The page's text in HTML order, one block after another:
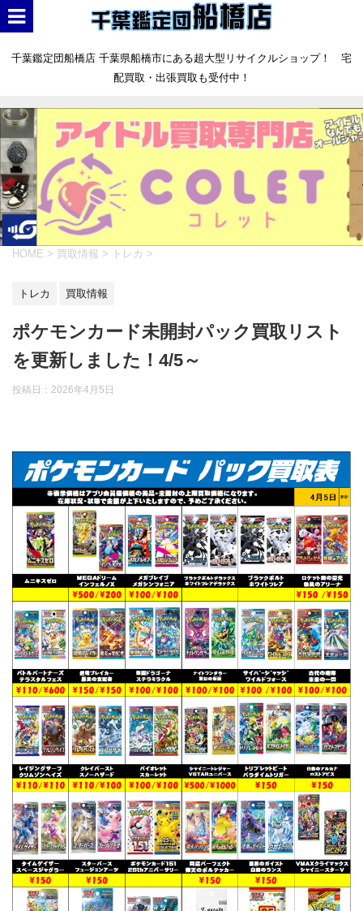
千葉鑑定団船橋店 千葉県船橋市にある超大型リサイクルショップ！ 宅
配買取・出張買取も受付中！
HOME > 買取情報 > トレカ >
トレカ 買取情報
ポケモンカード未開封パック買取リスト
を更新しました！4/5～
投稿日： 2026年4月5日